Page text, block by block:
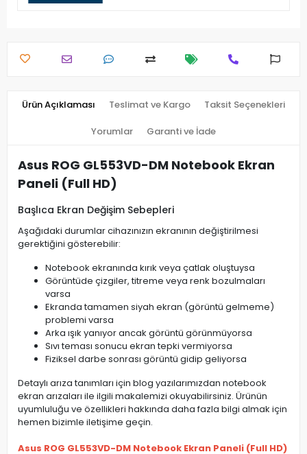
Ürün Açıklaması Teslimat ve Kargo Taksit Seçenekleri
Yorumlar Garanti ve İade
Asus ROG GL553VD-DM Notebook Ekran
Paneli (Full HD)
Başlıca Ekran Değişim Sebepleri
Aşağıdaki durumlar cihazınızın ekranının değiştirilmesi
gerektiğini gösterebilir:
Notebook ekranında kırık veya çatlak oluştuysa
Görüntüde çizgiler, titreme veya renk bozulmaları
varsa
Ekranda tamamen siyah ekran (görüntü gelmeme)
problemi varsa
Arka ışık yanıyor ancak görüntü görünmüyorsa
Sıvı teması sonucu ekran tepki vermiyorsa
Fiziksel darbe sonrası görüntü gidip geliyorsa
Detaylı arıza tanımları için blog yazılarımızdan notebook
ekran arızaları ile ilgili makalemizi okuyabilirsiniz. Ürünün
uyumluluğu ve özellikleri hakkında daha fazla bilgi almak için
hemen bizimle iletişime geçin.
Asus ROG GL553VD-DM Notebook Ekran Paneli (Full HD)